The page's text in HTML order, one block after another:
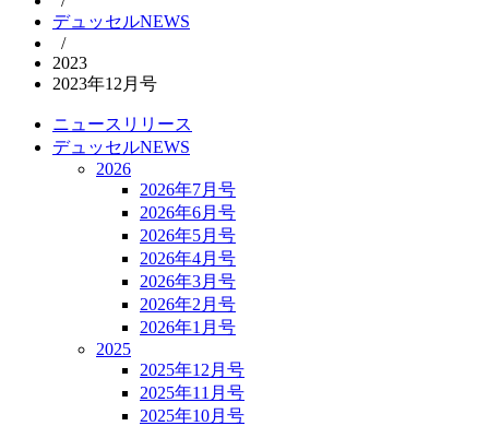
デュッセルNEWS
/
2023
2023年12月号
ニュースリリース
デュッセルNEWS
2026
2026年7月号
2026年6月号
2026年5月号
2026年4月号
2026年3月号
2026年2月号
2026年1月号
2025
2025年12月号
2025年11月号
2025年10月号